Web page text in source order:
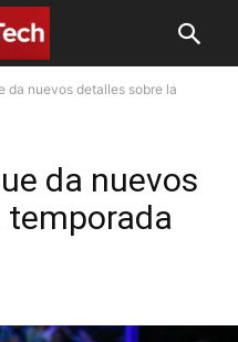
da nuevos detalles sobre la
da nuevos
temporada